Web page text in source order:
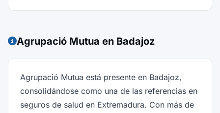
Agrupació Mutua en Badajoz
Agrupació Mutua está presente en Badajoz,
consolidándose como una de las referencias en
seguros de salud en Extremadura. Con más de